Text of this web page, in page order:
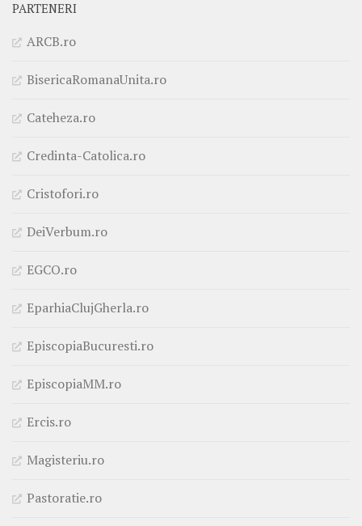
PARTENERI
ARCB.ro
BisericaRomanaUnita.ro
Cateheza.ro
Credinta-Catolica.ro
Cristofori.ro
DeiVerbum.ro
EGCO.ro
EparhiaClujGherla.ro
EpiscopiaBucuresti.ro
EpiscopiaMM.ro
Ercis.ro
Magisteriu.ro
Pastoratie.ro